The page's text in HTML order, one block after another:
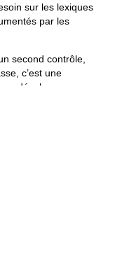
sur les lexiques
par les
second contrôle,
c’est une
développez ce